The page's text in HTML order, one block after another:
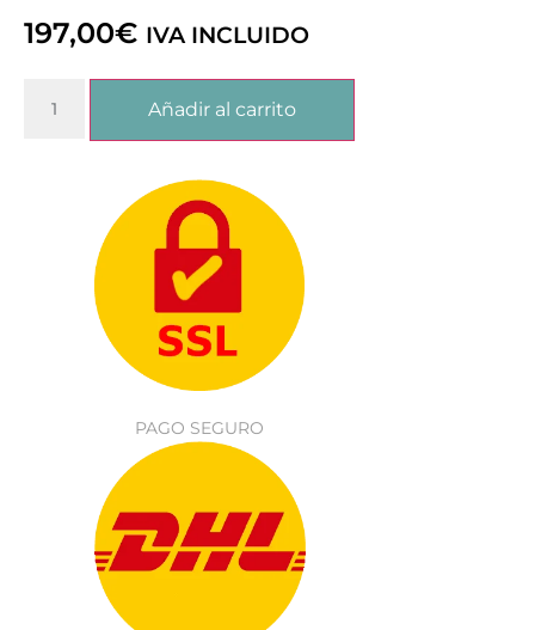
197,00€ IVA INCLUIDO
Añadir al carrito
PAGO SEGURO